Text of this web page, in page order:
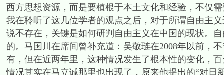
西方思想资源，而是要植根于本土文化和经验，不仅
我在聆听了这几位学者的观点之后，对于所谓自由主
说不存在，关键是如何研判自由主义在中国的现状。
的。马国川在席间曾补充道：吴敬琏在2008年以前，
有，但在近两年里，这种情况发生了根本性的变化，
情况其实在马立诚那里也出现了，原来他提出的“对日